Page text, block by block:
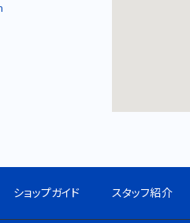
ショップガイド スタッフ紹介